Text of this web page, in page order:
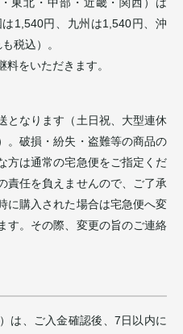
1,540円、九州は1,540円、沖
税込）。
をいただきます。
となります（土日祝、大型連休
。破損・紛失・盗難等の商品の
方は通常の宅急便をご指定くだ
責任を負えませんので、ご了承
に購入された場合は宅急便へ変
す。その際、変更の旨のご連絡
は、ご入金確認後、7日以内に